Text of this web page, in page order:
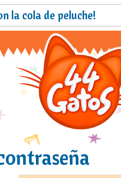
Pasar
al
principal
la cola de peluche!